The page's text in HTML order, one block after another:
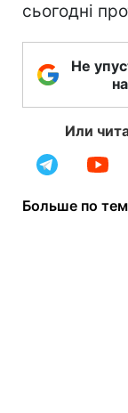
сьогодні
Не
Или
Больше по